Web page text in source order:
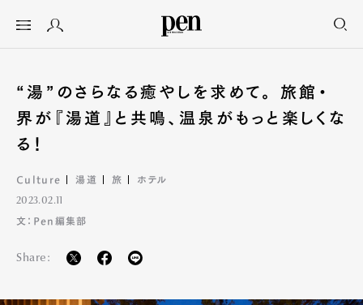
“湯”のさらなる癒やしを求めて。 旅館・
界が『湯道』と共鳴、温泉がもっと楽しくな
る！
Culture 湯道 旅 ホテル
2023.02.11
文：Pen編集部
Share: